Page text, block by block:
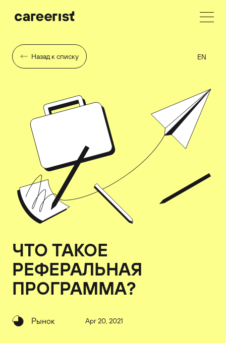
Назад к списку EN
ЧТО ТАКОЕ
РЕФЕРАЛЬНАЯ
ПРОГРАММА?
Рынок Apr 20, 2021